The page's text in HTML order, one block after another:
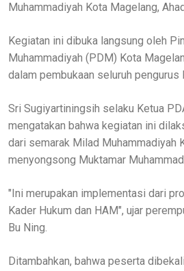
Muhammadiyah Kota Magelang,
Kegiatan ini dibuka langsung oleh
Muhammadiyah (PDM) Kota
dalam pembukaan seluruh pengurus
Sri Sugiyartiningsih selaku Ketua
mengatakan bahwa kegiatan ini
dari semarak Milad Muhammadiyah
menyongsong Muktamar
"Ini merupakan implementasi dari
Kader Hukum dan HAM", ujar
Bu Ning.
Ditambahkan, bahwa peserta